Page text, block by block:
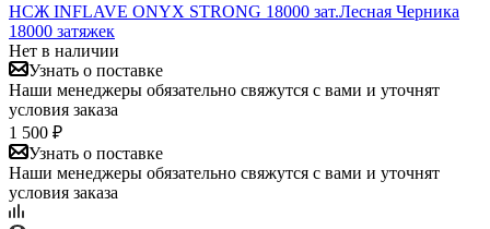
НСЖ INFLAVE ONYX STRONG 18000 зат.Лесная Черника
18000 затяжек
Нет в наличии
Узнать о поставке
Наши менеджеры обязательно свяжутся с вами и уточнят
условия заказа
1 500 ₽
Узнать о поставке
Наши менеджеры обязательно свяжутся с вами и уточнят
условия заказа